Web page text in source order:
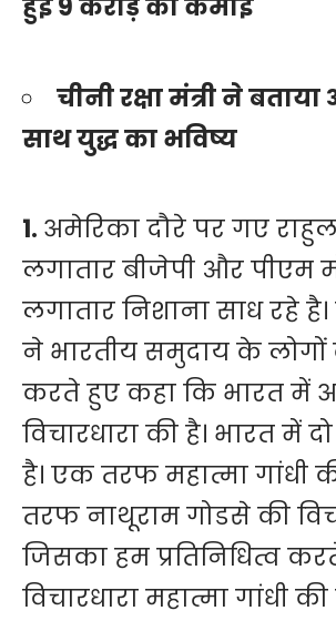
हुई 9 करोड़ की कमाई
चीनी रक्षा मंत्री ने
साथ युद्ध का भविष्य
1. अमेरिका दौरे पर गए
लगातार बीजेपी और पीएम
लगातार निशाना साध रहे है।
ने भारतीय समुदाय के लोगों
करते हुए कहा कि भारत में
विचारधारा की है। भारत में
है। एक तरफ महात्मा गांधी
तरफ नाथूराम गोडसे की
जिसका हम प्रतिनिधित्व
विचारधारा महात्मा गांधी